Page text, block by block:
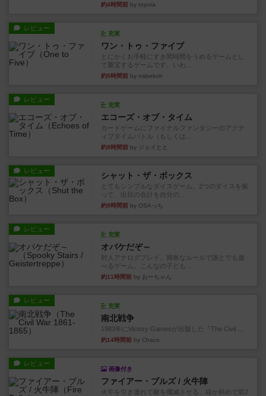
約4時間前 by toyota
レビュー
充実
ワン・トゥ・ファイブ
とにかくお手軽にすき間時間をうめるゲームとし
て重宝するゲームです。いわ...
約5時間前 by nabekoh
レビュー
充実
エコーズ・オブ・タイム
カードゲームにファイナルファンタジーのアクテ
ィブタイムバトル（もしくは...
約9時間前 by ジェイとと
レビュー シャット・ザ・ボックス
とてもシンプルなダイスゲーム。2つのダイスを振
って、出目の合計を自分の...
約9時間前 by OSAっち
レビュー
充実
オバケだぞ～
対人アナログプレイ。簡単なルールで誰とでも遊
べるゲーム。こんなの子ども...
約11時間前 by おーちゃん
レビュー
充実
南北戦争
1983年にVictory Gamesが出版した『The Civil ...
約14時間前 by Chaco
レビュー
画像付き
ファイアー・ブルズ / 火牛陣
火牛を引き連れて敵を殲滅させる。縦か斜めで前2